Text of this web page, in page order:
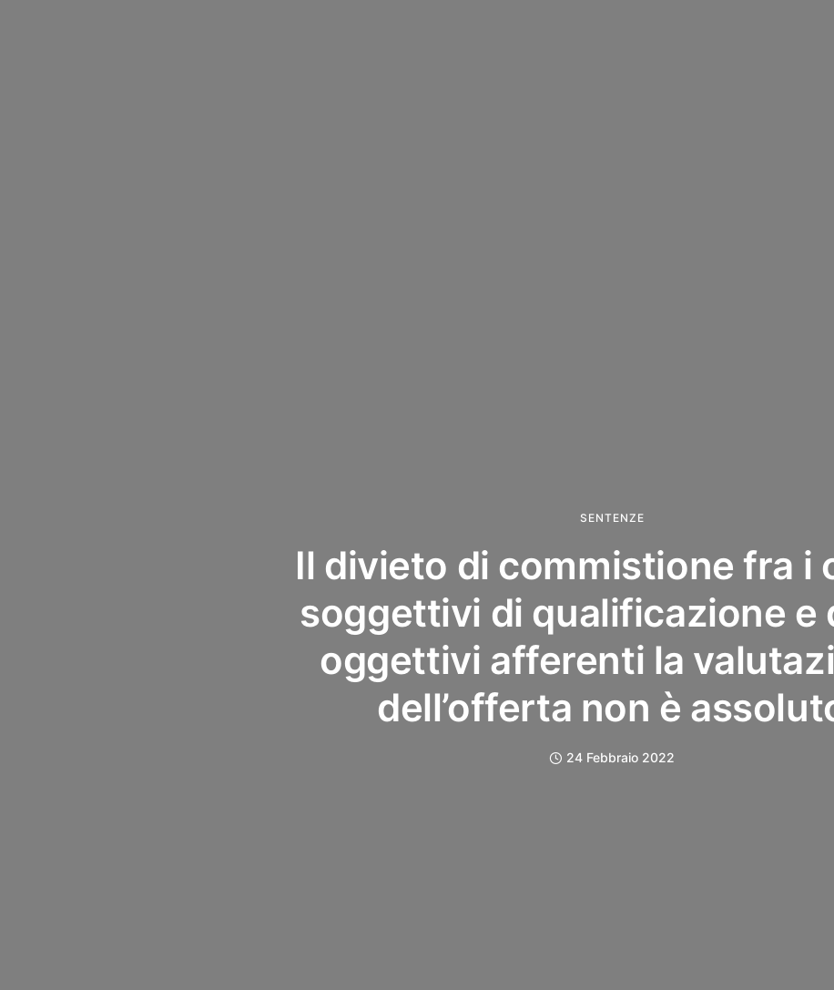
SENTENZE
Il divieto di commistione fra i
soggettivi di qualificazione e
oggettivi afferenti la
dell’offerta non è
24 Febbraio 2022